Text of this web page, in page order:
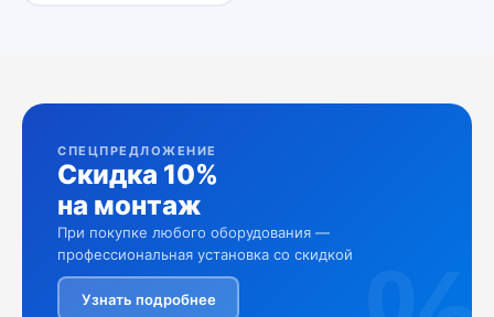
СПЕЦПРЕДЛОЖЕНИЕ
Скидка 10%
на монтаж
При покупке любого оборудования —
профессиональная установка со скидкой
Узнать подробнее